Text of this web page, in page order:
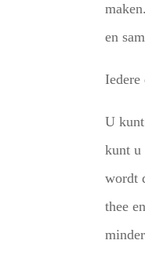
en
Iedere
U
kunt u
wordt
thee